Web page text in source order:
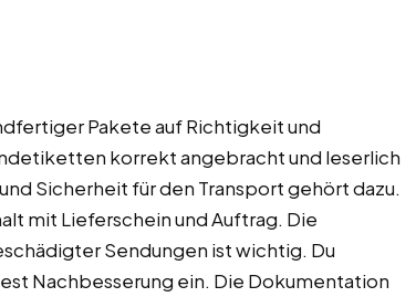
Pakete auf Richtigkeit und
korrekt angebracht und leserlich
Sicherheit für den Transport gehört dazu.
mit Lieferschein und Auftrag. Die
Sendungen ist wichtig. Du
Nachbesserung ein. Die Dokumentation